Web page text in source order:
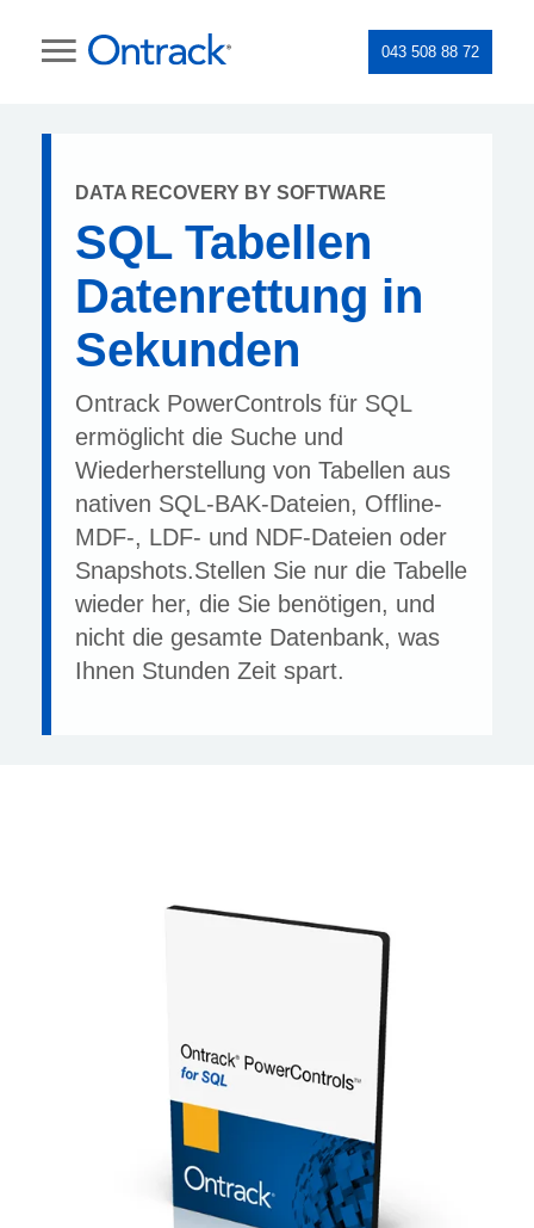
043 508 88 72
DATA RECOVERY BY SOFTWARE
SQL Tabellen
Datenrettung in
Sekunden
Ontrack PowerControls für SQL
ermöglicht die Suche und
Wiederherstellung von Tabellen aus
nativen SQL-BAK-Dateien, Offline-
MDF-, LDF- und NDF-Dateien oder
Snapshots.Stellen Sie nur die Tabelle
wieder her, die Sie benötigen, und
nicht die gesamte Datenbank, was
Ihnen Stunden Zeit spart.